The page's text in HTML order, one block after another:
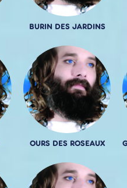
BURIN DES JARDINS
OURS DES ROSEAUX